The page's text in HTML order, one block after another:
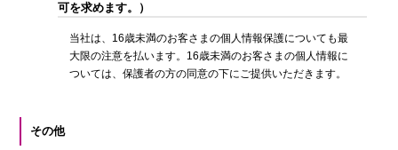
可を求めます。）
当社は、16歳未満のお客さまの個人情報保護についても最
大限の注意を払います。16歳未満のお客さまの個人情報に
ついては、保護者の方の同意の下にご提供いただきます。
その他